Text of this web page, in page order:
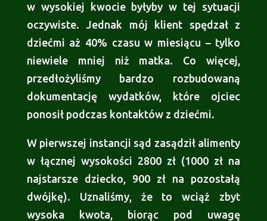
w wysokiej kwocie byłyby w tej sytuacji
oczywiste. Jednak mój klient spędzał z
dziećmi aż 40% czasu w miesiącu – tylko
niewiele mniej niż matka. Co więcej,
przedłożyliśmy bardzo rozbudowaną
dokumentację wydatków, które ojciec
ponosił podczas kontaktów z dziećmi.
W pierwszej instancji sąd zasądził alimenty
w łącznej wysokości 2800 zł (1000 zł na
najstarsze dziecko, 900 zł na pozostałą
dwójkę). Uznaliśmy, że to wciąż zbyt
wysoka kwota, biorąc pod uwagę